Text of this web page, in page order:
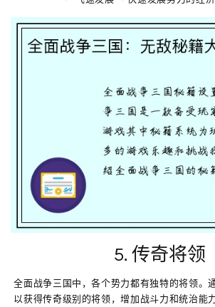
5. 传奇将领
全面战争三国中，各个势力都有独特的将领。
以获得传奇级别的将领，增加战斗力和统治能